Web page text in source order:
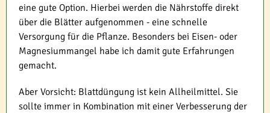
eine gute Option. Hierbei werden die Nährstoffe direkt
über die Blätter aufgenommen - eine schnelle
Versorgung für die Pflanze. Besonders bei Eisen- oder
Magnesiummangel habe ich damit gute Erfahrungen
gemacht.
Aber Vorsicht: Blattdüngung ist kein Allheilmittel. Sie
sollte immer in Kombination mit einer Verbesserung der